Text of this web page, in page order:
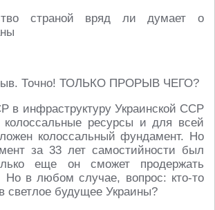
страной вряд ли думает о
Точно! ТОЛЬКО ПРОРЫВ ЧЕГО?
в инфраструктуру Украинской ССР
ресурсы и для всей
колоссальный фундамент. Но
за 33 лет самостийности был
еще он сможет продержать
Но в любом случае, вопрос: кто-то
светлое будущее Украины?